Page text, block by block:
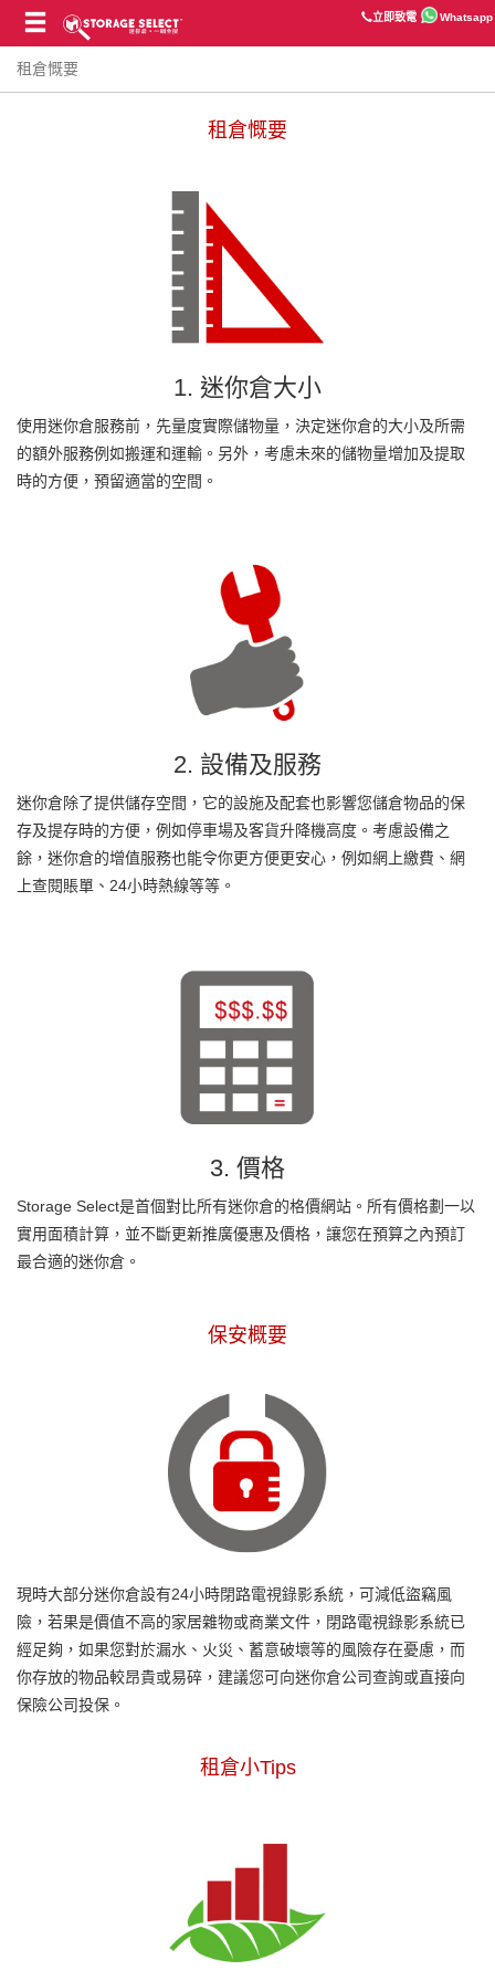
立即致電 Whatsapp
租倉慨要
租倉慨要
1. 迷你倉大小
使用迷你倉服務前，先量度實際儲物量，決定迷你倉的大小及所需
的額外服務例如搬運和運輸。另外，考慮未來的儲物量增加及提取
時的方便，預留適當的空間。
2. 設備及服務
迷你倉除了提供儲存空間，它的設施及配套也影響您儲倉物品的保
存及提存時的方便，例如停車場及客貨升降機高度。考慮設備之
餘，迷你倉的增值服務也能令你更方便更安心，例如網上繳費、網
上查閱賬單、24小時熱線等等。
3. 價格
Storage Select是首個對比所有迷你倉的格價網站。所有價格劃一以
實用面積計算，並不斷更新推廣優惠及價格，讓您在預算之內預訂
最合適的迷你倉。
保安概要
現時大部分迷你倉設有24小時閉路電視錄影系統，可減低盜竊風
險，若果是價值不高的家居雜物或商業文件，閉路電視錄影系統已
經足夠，如果您對於漏水、火災、蓄意破壞等的風險存在憂慮，而
你存放的物品較昂貴或易碎，建議您可向迷你倉公司查詢或直接向
保險公司投保。
租倉小Tips